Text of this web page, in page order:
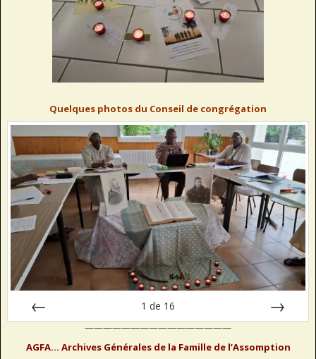
Quelques photos du Conseil de congrégation
1 de 16
————————————————
AGFA… Archives Générales de la Famille de l’Assomption